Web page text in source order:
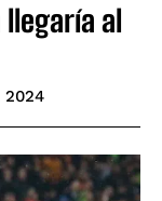
llegaría al
2024